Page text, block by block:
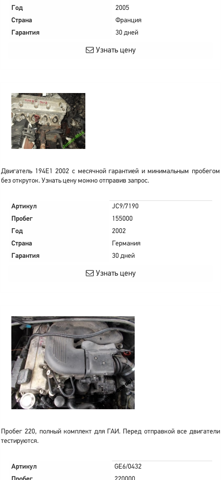
Год
2005
Страна
Франция
Гарантия
30 дней
Узнать цену
Двигатель 194E1 2002 с месячной гарантией и минимальным пробегом
без откруток. Узнать цену можно отправив запрос.
Артикул
JC9/7190
Пробег
155000
Год
2002
Страна
Германия
Гарантия
30 дней
Узнать цену
Пробег 220, полный комплект для ГАИ. Перед отправкой все двигатели
тестируются.
Артикул
GE6/0432